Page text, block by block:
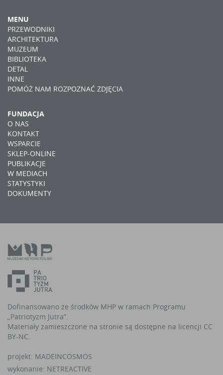
MENU
PRZEWODNIKI
ARCHITEKTURA
MUZEUM
BIBLIOTEKA
DETAL
INNE
POMÓŻ NAM ROZPOZNAĆ ZDJĘCIA
FUNDACJA
O NAS
KONTAKT
WSPARCIE
SKLEP-ONLINE
PUBLIKACJE
W MEDIACH
STATYSTYKI
DOKUMENTY
Dofinansowano ze środków MHP w ramach Programu
„Patriotyzm Jutra”.
Materiały zamieszczone na stronie są dostępne na licencji CC
BY-NC.
projekt: MADEINCOSMOS
wykonanie: NETREACTIVE